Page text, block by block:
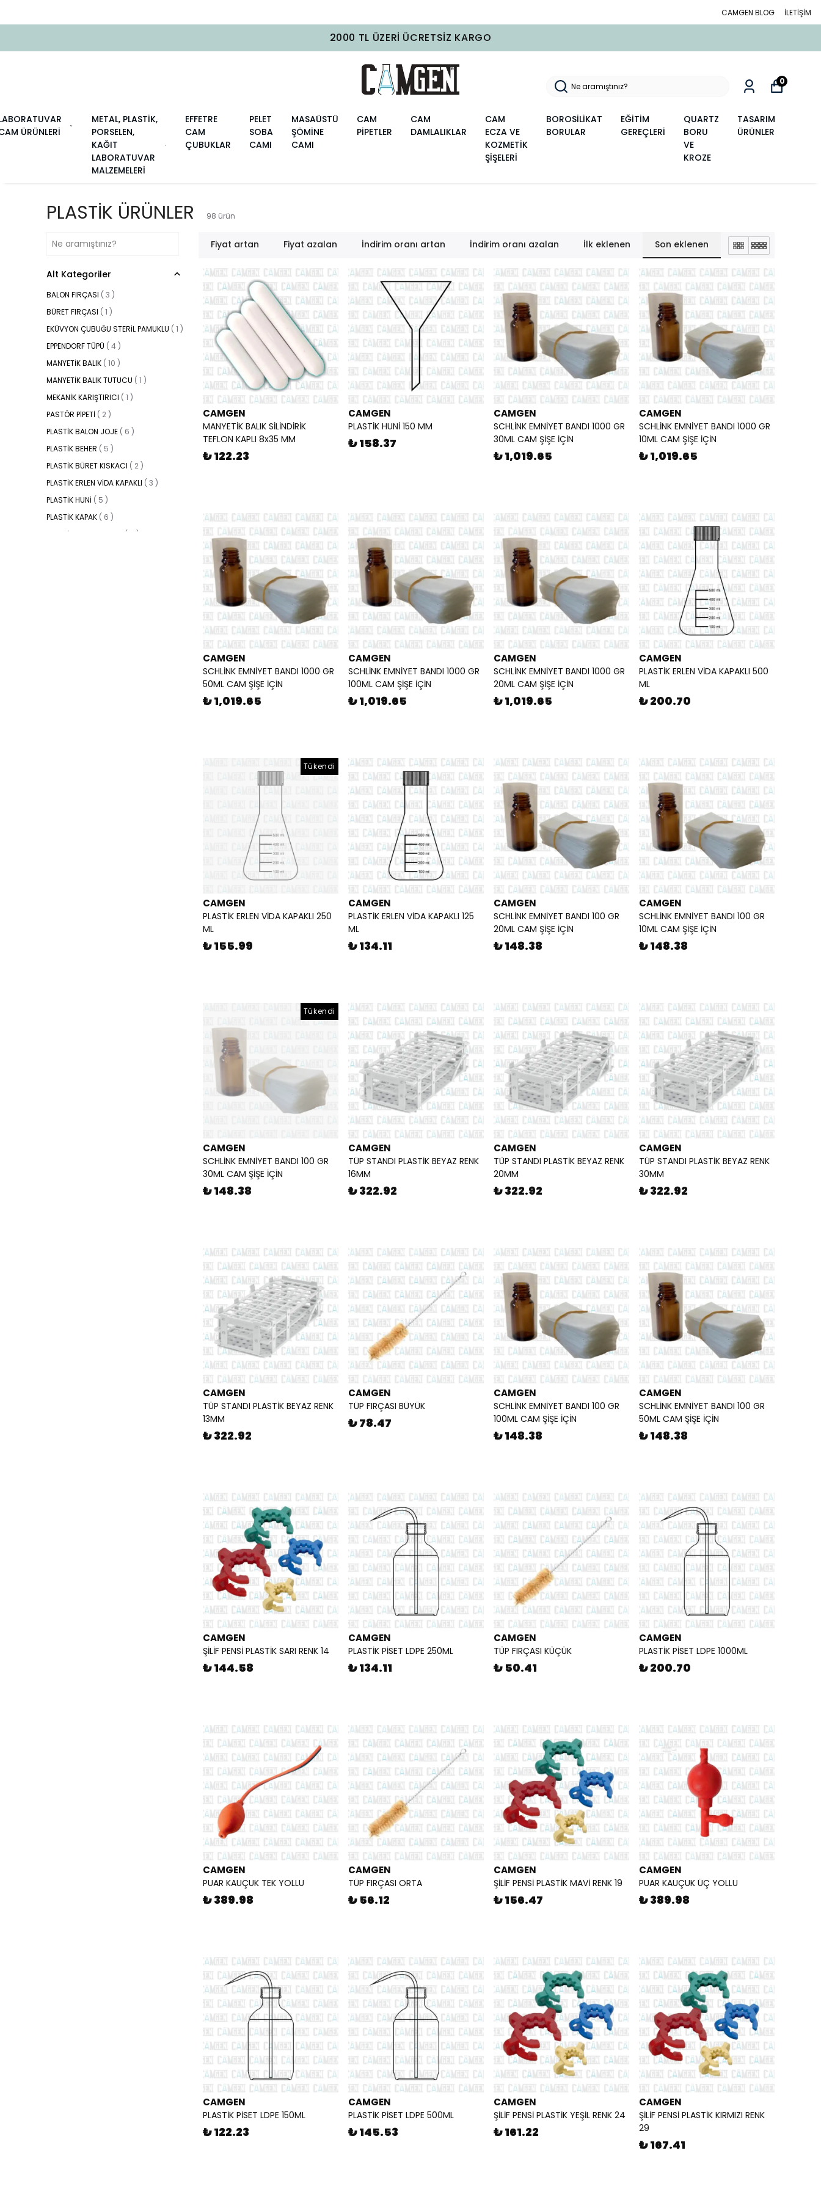
CAMGEN BLOG İLETİŞİM
2000 TL ÜZERI ÜCRETSIZ KARGO
ÜRÜNLERİ
METAL, PLASTİK,
PORSELEN,
KAĞIT
LABORATUVAR
MALZEMELERİ
EFFETRE
CAM
ÇUBUKLAR
PELET
SOBA
CAMI
MASAÜSTÜ
ŞÖMİNE
CAMI
CAM
PİPETLER
CAM
DAMLALIKLAR
CAM
ECZA VE
KOZMETİK
ŞİŞELERİ
BOROSİLİKAT
BORULAR
EĞİTİM
GEREÇLERİ
QUARTZ
BORU
VE
KROZE
TASARIM
ÜRÜNLER
0
PLASTİK ÜRÜNLER 98 ürün
Fiyat artan Fiyat azalan İndirim oranı artan İndirim oranı azalan İlk eklenen Son eklenen
Alt Kategoriler
BALON FIRÇASI ( 3 )
BÜRET FIRÇASI ( 1 )
EKÜVYON ÇUBUĞU STERİL PAMUKLU ( 1 )
EPPENDORF TÜPÜ ( 4 )
MANYETİK BALIK ( 10 )
MANYETİK BALIK TUTUCU ( 1 )
MEKANİK KARIŞTIRICI ( 1 )
PASTÖR PİPETİ ( 2 )
PLASTİK BALON JOJE ( 6 )
PLASTİK BEHER ( 5 )
PLASTİK BÜRET KISKACI ( 2 )
PLASTİK ERLEN VİDA KAPAKLI ( 3 )
PLASTİK HUNİ ( 5 )
PLASTİK KAPAK ( 6 )
PLASTİK KULPLU BEHER
(
)
CAMGEN
MANYETİK BALIK SİLİNDİRİK
TEFLON KAPLI 8x35 MM
₺ 122.23
CAMGEN
PLASTİK HUNİ 150 MM
₺ 158.37
CAMGEN
SCHLİNK EMNİYET BANDI 1000 GR
30ML CAM ŞİŞE İÇİN
₺ 1,019.65
CAMGEN
SCHLİNK EMNİYET BANDI 1000 GR
10ML CAM ŞİŞE İÇİN
₺ 1,019.65
CAMGEN
SCHLİNK EMNİYET BANDI 1000 GR
50ML CAM ŞİŞE İÇİN
₺ 1,019.65
CAMGEN
SCHLİNK EMNİYET BANDI 1000 GR
100ML CAM ŞİŞE İÇİN
₺ 1,019.65
CAMGEN
SCHLİNK EMNİYET BANDI 1000 GR
20ML CAM ŞİŞE İÇİN
₺ 1,019.65
CAMGEN
PLASTİK ERLEN VİDA KAPAKLI 500
ML
₺ 200.70
Tükendi
CAMGEN
PLASTİK ERLEN VİDA KAPAKLI 250
ML
₺ 155.99
CAMGEN
PLASTİK ERLEN VİDA KAPAKLI 125
ML
₺ 134.11
CAMGEN
SCHLİNK EMNİYET BANDI 100 GR
20ML CAM ŞİŞE İÇİN
₺ 148.38
CAMGEN
SCHLİNK EMNİYET BANDI 100 GR
10ML CAM ŞİŞE İÇİN
₺ 148.38
Tükendi
CAMGEN
SCHLİNK EMNİYET BANDI 100 GR
30ML CAM ŞİŞE İÇİN
₺ 148.38
CAMGEN
TÜP STANDI PLASTİK BEYAZ RENK
16MM
₺ 322.92
CAMGEN
TÜP STANDI PLASTİK BEYAZ RENK
20MM
₺ 322.92
CAMGEN
TÜP STANDI PLASTİK BEYAZ RENK
30MM
₺ 322.92
CAMGEN
TÜP STANDI PLASTİK BEYAZ RENK
13MM
₺ 322.92
CAMGEN
TÜP FIRÇASI BÜYÜK
₺ 78.47
CAMGEN
SCHLİNK EMNİYET BANDI 100 GR
100ML CAM ŞİŞE İÇİN
₺ 148.38
CAMGEN
SCHLİNK EMNİYET BANDI 100 GR
50ML CAM ŞİŞE İÇİN
₺ 148.38
CAMGEN
ŞİLİF PENSİ PLASTİK SARI RENK 14
₺ 144.58
CAMGEN
PLASTİK PİSET LDPE 250ML
₺ 134.11
CAMGEN
TÜP FIRÇASI KÜÇÜK
₺ 50.41
CAMGEN
PLASTİK PİSET LDPE 1000ML
₺ 200.70
CAMGEN
PUAR KAUÇUK TEK YOLLU
₺ 389.98
CAMGEN
TÜP FIRÇASI ORTA
₺ 56.12
CAMGEN
ŞİLİF PENSİ PLASTİK MAVİ RENK 19
₺ 156.47
CAMGEN
PUAR KAUÇUK ÜÇ YOLLU
₺ 389.98
CAMGEN
PLASTİK PİSET LDPE 150ML
₺ 122.23
CAMGEN
PLASTİK PİSET LDPE 500ML
₺ 145.53
CAMGEN
ŞİLİF PENSİ PLASTİK YEŞİL RENK 24
₺ 161.22
CAMGEN
ŞİLİF PENSİ PLASTİK KIRMIZI RENK
29
₺ 167.41